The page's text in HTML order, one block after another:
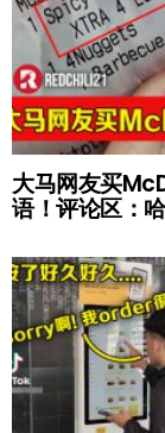
大马网友买
语！评论区：